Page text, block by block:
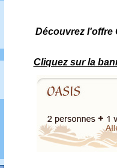
Découvrez l'offre
Cliquez sur la